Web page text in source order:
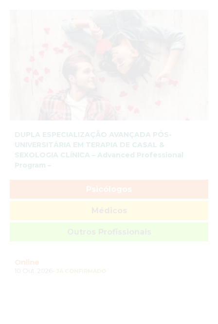
DUPLA ESPECIALIZAÇÃO AVANÇADA PÓS-
UNIVERSITÁRIA EM TERAPIA DE CASAL &
SEXOLOGIA CLÍNICA – Advanced Professional
Program –
Psicólogos
Online
JÁ CONFIRMADO